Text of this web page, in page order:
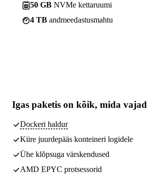
50 GB NVMe kettaruumi
4 TB andmeedastusmahtu
Igas paketis on kõik, mida vajad
Dockeri haldur
Kiire juurdepääs konteineri logidele
Ühe klõpsuga värskendused
AMD EPYC protsessorid